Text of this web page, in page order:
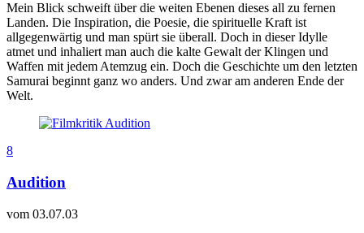
Mein Blick schweift über die weiten Ebenen dieses all zu fernen
Landen. Die Inspiration, die Poesie, die spirituelle Kraft ist
allgegenwärtig und man spürt sie überall. Doch in dieser Idylle
atmet und inhaliert man auch die kalte Gewalt der Klingen und
Waffen mit jedem Atemzug ein. Doch die Geschichte um den letzten
Samurai beginnt ganz wo anders. Und zwar am anderen Ende der
Welt.
8
Audition
vom 03.07.03